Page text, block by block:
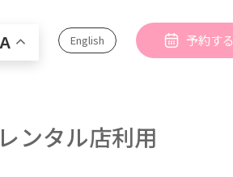
English 予約する
ンタル店利用